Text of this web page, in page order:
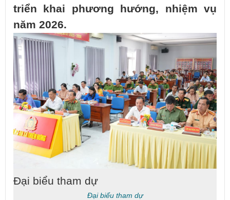
triển khai phương hướng, nhiệm vụ
năm 2026.
Đại biểu tham dự
Đại biểu tham dự